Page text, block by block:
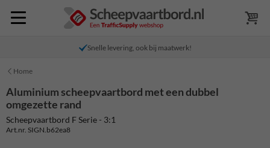
Snelle levering, ook bij maatwerk!
Home
Aluminium scheepvaartbord met een dubbel
omgezette rand
Scheepvaartbord F Serie - 3:1
Art.nr. SIGN.b62ea8